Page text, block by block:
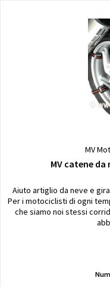
MV
MV catene da
Aiuto artiglio da neve e
Per i motociclisti di ogni
che siamo noi stessi